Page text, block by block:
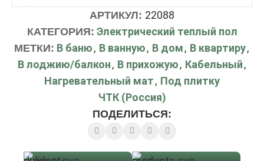
АРТИКУЛ: 22088
КАТЕГОРИЯ: Электрический теплый пол
МЕТКИ: В баню, В ванную, В дом, В квартиру,
В лоджию/балкон, В прихожую, Кабельный,
Нагревательный мат, Под плитку
ЧТК (Россия)
ПОДЕЛИТЬСЯ: